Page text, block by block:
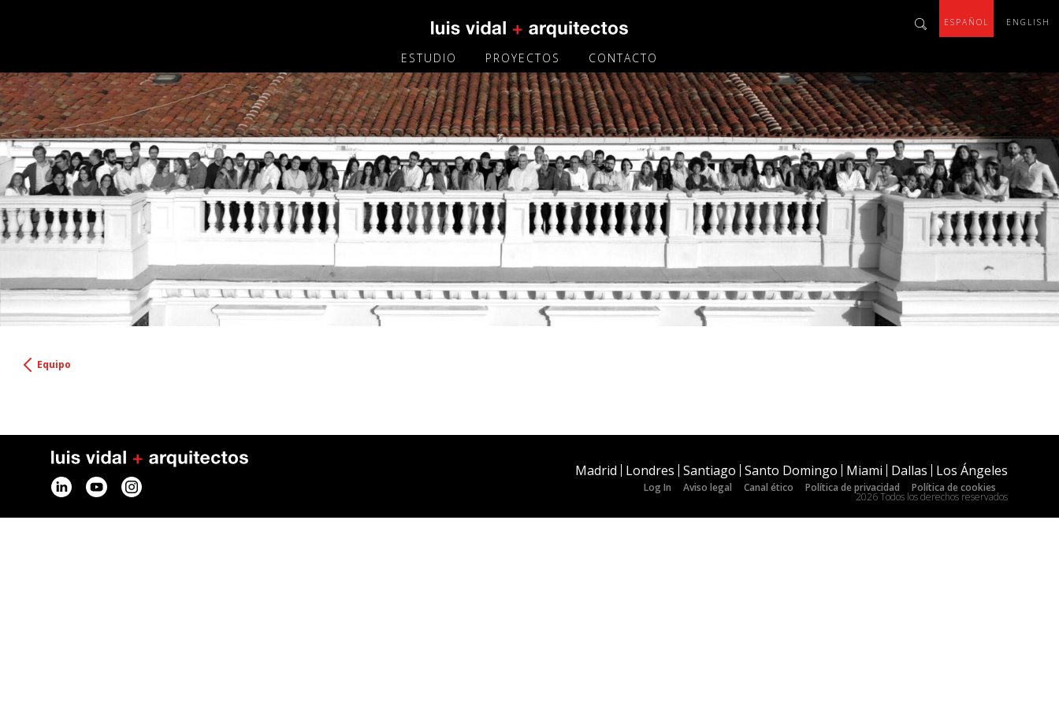
ESPAÑOL ENGLISH
ESTUDIO PROYECTOS CONTACTO
Equipo
Madrid Londres Santiago Santo Domingo Miami Dallas Los Ángeles
Log In Aviso legal Canal ético Política de privacidad Política de cookies
2026 Todos los derechos reservados